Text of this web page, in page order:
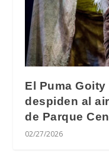
El Puma
despiden al
de Parque
02/27/2026